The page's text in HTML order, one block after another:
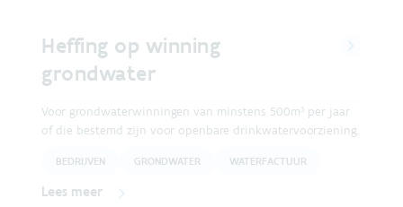
Heffing op winning
grondwater
Voor grondwaterwinningen van minstens 500m³ per jaar
of die bestemd zijn voor openbare drinkwatervoorziening.
BEDRIJVEN GRONDWATER WATERFACTUUR
Lees meer